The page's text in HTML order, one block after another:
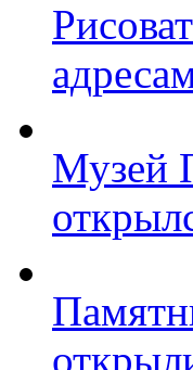
Музей